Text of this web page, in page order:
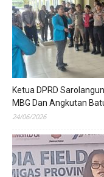
Ketua DPRD
MBG Dan Angkutan
24/06/2026